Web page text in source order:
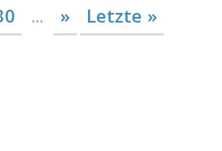
... » Letzte »